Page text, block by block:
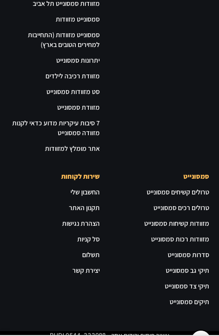
מזוודות סמסונייט תל אביב
סמסונייט מזוודות
סמסונייט מזוודות (התחייבות
למחירים הטובים בארץ)
יתרונות סמסונייט
מזוודת רכיבה לילדים
סט מזוודות סמסונייט
מזוודת סמסונייט
7 סיבות עיקריות מדוע כדאי לקנות
מזוודה סמסונייט
אתר מומלץ למזוודות
סמסונייט
טרולים קשיחים סמסונייט
טרולים רכים סמסונייט
מזוודות קשיחות סמסונייט
מזוודות רכות סמסונייט
סדרות סמסונייט
תיקי גב סמסונייט
תיקי צד סמסונייט
תיקים סמסונייט
שירות לקוחות
החשבון שלי
תקנון האתר
הצהרת נגישות
סל קניות
תשלום
יצירת קשר